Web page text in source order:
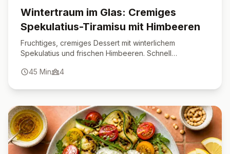
Wintertraum im Glas: Cremiges
Spekulatius-Tiramisu mit Himbeeren
Fruchtiges, cremiges Dessert mit winterlichem
Spekulatius und frischen Himbeeren. Schnell
45 Min 4